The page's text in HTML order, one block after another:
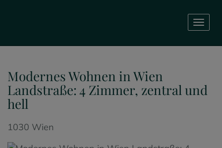
Modernes Wohnen in Wien
Landstraße: 4 Zimmer, zentral und
hell
1030 Wien